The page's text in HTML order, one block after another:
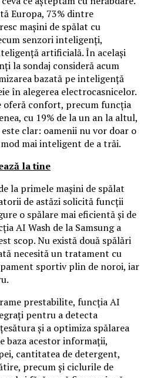
Europa, 73% dintre
mașini de spălat cu
senzori inteligenți,
artificială. În același
la sondaj consideră acum
bazată pe inteligență
în alegerea electrocasnicelor.
oferă confort, precum funcția
cu 19% de la un an la altul,
clar: oamenii nu vor doar o
mai inteligent de a trăi.
la tine
la primele mașini de spălat
de astăzi solicită funcții
o spălare mai eficientă și de
AI Wash de la Samsung a
scop. Nu există două spălări
necesită un tratament cu
sportiv plin de noroi, iar
prestabilite, funcția AI
pentru a detecta
și a optimiza spălarea
baza acestor informații,
cantitatea de detergent,
precum și ciclurile de